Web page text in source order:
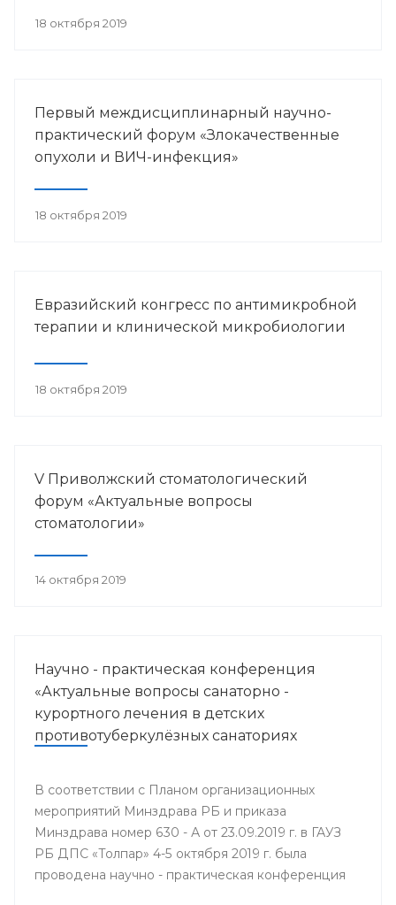
18 октября 2019
Первый междисциплинарный научно-
практический форум «Злокачественные
опухоли и ВИЧ-инфекция»
18 октября 2019
Евразийский конгресс по антимикробной
терапии и клинической микробиологии
18 октября 2019
V Приволжский стоматологический
форум «Актуальные вопросы
стоматологии»
14 октября 2019
Научно - практическая конференция
«Актуальные вопросы санаторно -
курортного лечения в детских
противотуберкулёзных санаториях
В соответствии с Планом организационных
мероприятий Минздрава РБ и приказа
Минздрава номер 630 - А от 23.09.2019 г. в ГАУЗ
РБ ДПС «Толпар» 4-5 октября 2019 г. была
проводена научно - практическая конференция